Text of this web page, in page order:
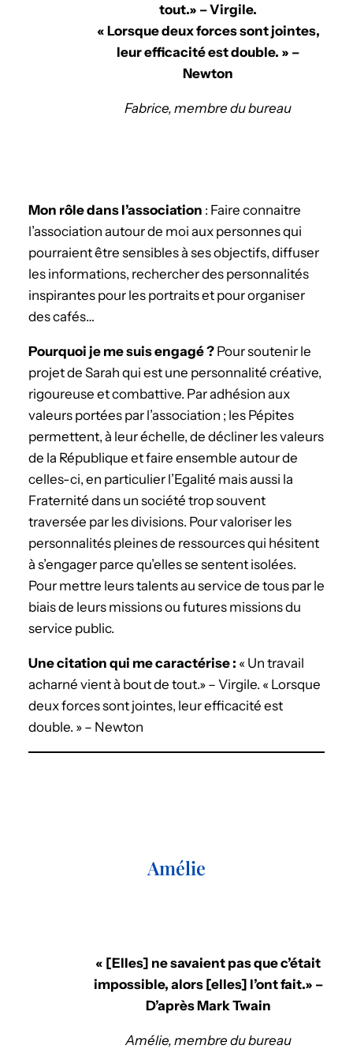
tout.» – Virgile.
« Lorsque deux forces sont jointes,
leur efficacité est double. » –
Newton
Fabrice, membre du bureau
Mon rôle dans l’association : Faire connaitre
l’association autour de moi aux personnes qui
pourraient être sensibles à ses objectifs, diffuser
les informations, rechercher des personnalités
inspirantes pour les portraits et pour organiser
des cafés…
­Pourquoi je me suis engagé ? Pour soutenir le
projet de Sarah qui est une personnalité créative,
rigoureuse et combattive. Par adhésion aux
valeurs portées par l’association ; les Pépites
permettent, à leur échelle, de décliner les valeurs
de la République et faire ensemble autour de
celles-ci, en particulier l’Egalité mais aussi la
Fraternité dans un société trop souvent
traversée par les divisions. Pour valoriser les
personnalités pleines de ressources qui hésitent
à s’engager parce qu’elles se sentent isolées.
Pour mettre leurs talents au service de tous par le
biais de leurs missions ou futures missions du
service public.
Une citation qui me caractérise : « Un travail
acharné vient à bout de tout.» – Virgile. « Lorsque
deux forces sont jointes, leur efficacité est
double. » – Newton
Amélie
« [Elles] ne savaient pas que c’était
impossible, alors [elles] l’ont fait.» –
D’après Mark Twain
Amélie, membre du bureau